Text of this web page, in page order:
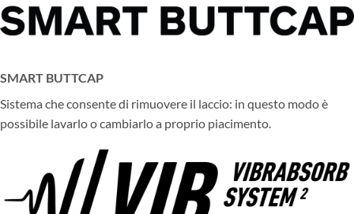
SMART BUTTCAP
Sistema che consente di rimuovere il laccio: in questo modo è
possibile lavarlo o cambiarlo a proprio piacimento.